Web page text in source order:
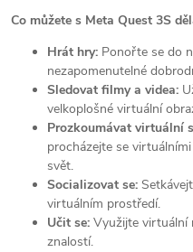
Co můžete s Meta Quest 3S
Hrát hry: Ponořte se do
nezapomenutelné
Sledovat filmy a videa:
velkoplošné virtuální
Prozkoumávat virtuální
procházejte se
svět.
Socializovat se:
virtuálním prostředí.
Učit se: Využijte virtuální
znalostí.